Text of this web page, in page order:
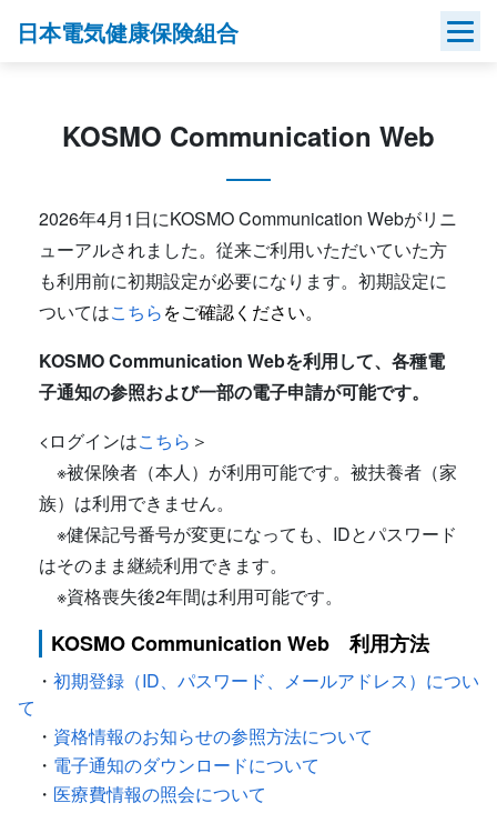
日本電気健康保険組合
KOSMO Communication Web
2026年4月1日にKOSMO Communication Webがリニ
ューアルされました。従来ご利用いただいていた方
も利用前に初期設定が必要になります。初期設定に
ついてはこちらをご確認ください。
KOSMO Communication Webを利用して、各種電
子通知の参照および一部の電子申請が可能です。
<ログインはこちら ＞
※被保険者（本人）が利用可能です。被扶養者（家
族）は利用できません。
※健保記号番号が変更になっても、IDとパスワード
はそのまま継続利用できます。
※資格喪失後2年間は利用可能です。
KOSMO Communication Web 利用方法
・ 初期登録（ID、パスワード、メールアドレス）につい
て
・ 資格情報のお知らせの参照方法について
・ 電子通知のダウンロードについて
・ 医療費情報の照会について